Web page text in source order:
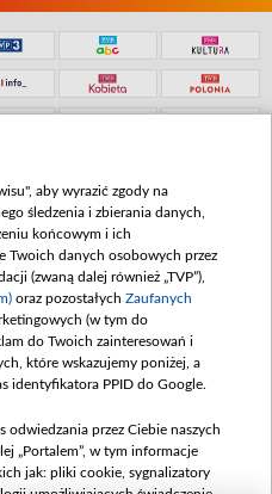
S. A. w likwidacji
aby wyrazić zgody na
śledzenia i zbierania danych,
końcowym i ich
Twoich danych osobowych przez
(zwaną dalej również „TVP”),
oraz pozostałych Zaufanych
(w tym do
do Twoich zainteresowań i
które wskazujemy poniżej, a
identyfikatora PPID do Google.
odwiedzania przez Ciebie naszych
„Portalem”, w tym informacje
jak: pliki cookie, sygnalizatory